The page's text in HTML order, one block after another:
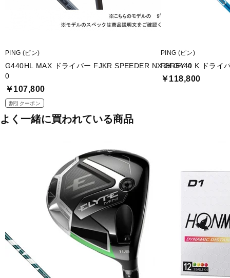
PING (ピン)
G440HL MAX ドライバー FJKR SPEEDER NX GREY 4
0
￥107,800
割引クーポン
PING (ピン)
RH G440 K ドライ
￥118,800
よく一緒に買われている商品